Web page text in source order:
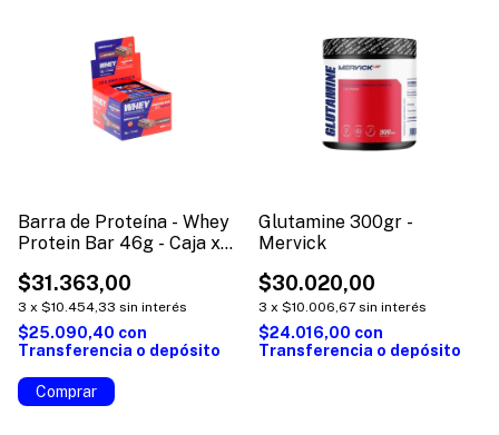
Barra de Proteína - Whey
Protein Bar 46g - Caja x
$31.363,00
3 x $10.454,33 sin interés
$25.090,40 con
Transferencia o depósito
Comprar
Glutamine 300gr -
Mervick
$30.020,00
3 x $10.006,67 sin interés
$24.016,00 con
Transferencia o depósito